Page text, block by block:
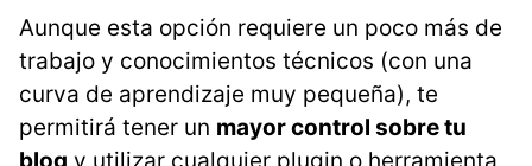
Aunque esta opción requiere un poco más de
trabajo y conocimientos técnicos (con una
curva de aprendizaje muy pequeña), te
permitirá tener un mayor control sobre tu
blog y utilizar cualquier plugin o herramienta